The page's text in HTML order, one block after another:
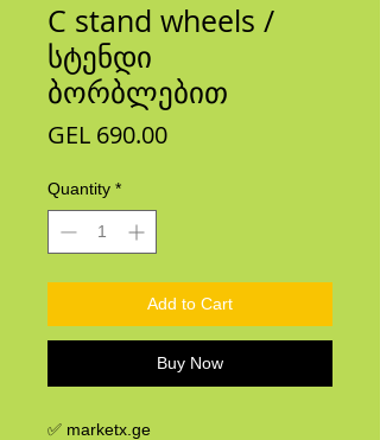
C stand wheels /
სტენდი
ბორბლებით
GEL 690.00Price
Quantity *
Add to Cart
Buy Now
✅ marketx.ge